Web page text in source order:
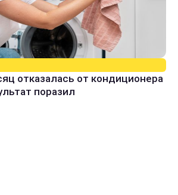
отказалась от кондиционера
поразил